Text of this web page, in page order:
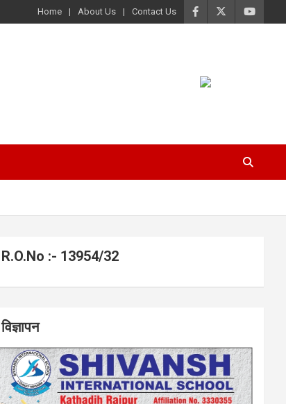
Home About Us Contact Us
R.O.No :- 13954/32
विज्ञापन